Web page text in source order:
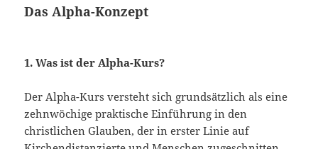
Das Alpha-Konzept
1. Was ist der Alpha-Kurs?
Der Alpha-Kurs versteht sich grundsätzlich als eine
zehnwöchige praktische Einführung in den
christlichen Glauben, der in erster Linie auf